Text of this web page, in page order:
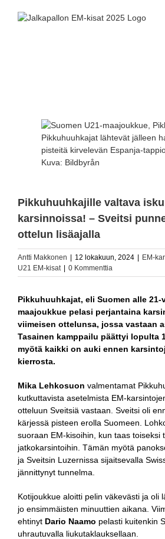
isompana
Pikkuhuuhkajat lähtevät jälleen
pisteitä kirvelevän Espanja-
Kuva: Bildbyrån
Pikkuhuuhkajille valtava
karsinnoissa! – Sveitsi
ottelun lisäajalla
Antti Makkonen 12 lokakuun, 2024 EM-
U21 EM-kisat
0 Kommenttia
Pikkuhuuhkajat, eli Suomen alle 21-
maajoukkue pelasi perjantaina
viimeisen ottelunsa, jossa vastaan
Tasainen kamppailu päättyi lopulta
myötä kaikki on auki ennen
kierrosta.
Mika Lehkosuon valmentamat
kutkuttavista asetelmista EM-
otteluun Sveitsiä vastaan. Sveitsi oli
kärjessä pisteen erolla Suomeen.
suoraan EM-kisoihin, kun taas toiseksi
jatkokarsintoihin. Tämän myötä
ja Sveitsin Luzernissa sijaitsevalla
jännittynyt tunnelma.
Kotijoukkue aloitti pelin väkevästi ja oli
jo ensimmäisten minuuttien aikana.
ehtinyt Dario Naamo pelasti kuitenkin
uhrautuvalla liukutaklauksellaan.